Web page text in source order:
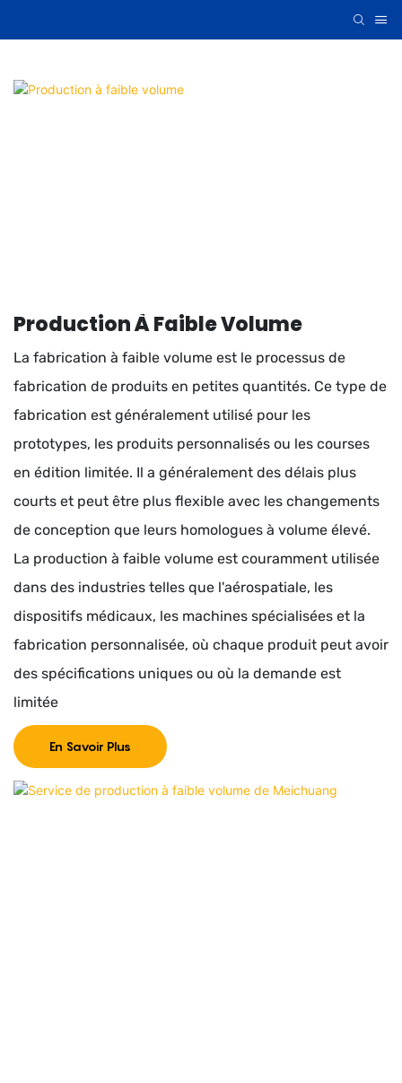
Production À Faible Volume
La fabrication à faible volume est le processus de
fabrication de produits en petites quantités. Ce type de
fabrication est généralement utilisé pour les
prototypes, les produits personnalisés ou les courses
en édition limitée. Il a généralement des délais plus
courts et peut être plus flexible avec les changements
de conception que leurs homologues à volume élevé.
La production à faible volume est couramment utilisée
dans des industries telles que l'aérospatiale, les
dispositifs médicaux, les machines spécialisées et la
fabrication personnalisée, où chaque produit peut avoir
des spécifications uniques ou où la demande est
limitée
En Savoir Plus